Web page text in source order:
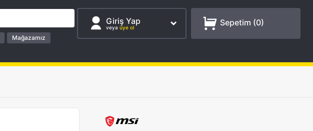
Mağazamız
Giriş Yap
veya üye ol Sepetim (0)